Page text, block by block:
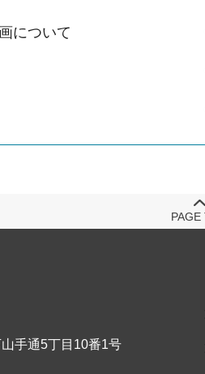
について
PAGE
手通5丁目10番1号